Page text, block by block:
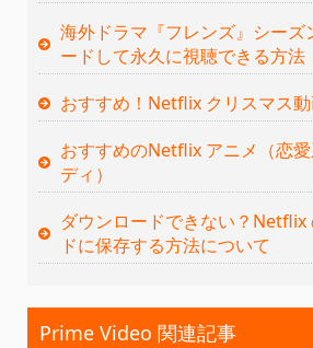
海外ドラマ『フレンズ』シーズ
ードして永久に視聴できる方法
おすすめ！Netflix クリスマス
おすすめのNetflix アニメ（恋
ディ）
ダウンロードできない？Netflix
ドに保存する方法について
Prime Video 関連記事